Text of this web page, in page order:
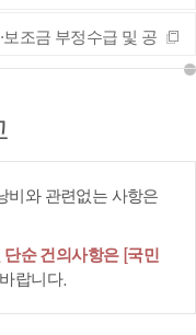
보조금 부정수급 및 공
비와 관련없는 사항은
단순 건의사항은 [국민
랍니다.